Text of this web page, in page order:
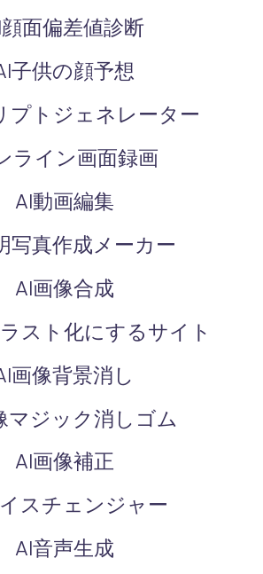
面偏差値診断
子供の顔予想
プトジェネレーター
ライン画面録画
AI動画編集
写真作成メーカー
AI画像合成
スト化にするサイト
画像背景消し
マジック消しゴム
AI画像補正
スチェンジャー
AI音声生成